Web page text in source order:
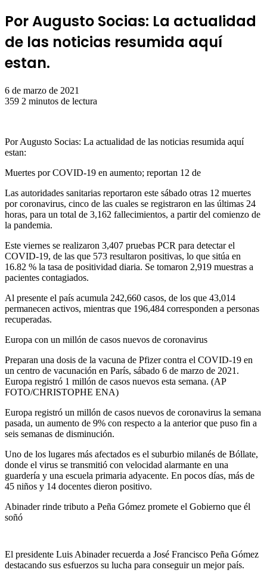
Por Augusto Socias: La actualidad
de las noticias resumida aquí
estan.
6 de marzo de 2021
359 2 minutos de lectura
Por Augusto Socias: La actualidad de las noticias resumida aquí
estan:
Muertes por COVID-19 en aumento; reportan 12 de
Las autoridades sanitarias reportaron este sábado otras 12 muertes
por coronavirus, cinco de las cuales se registraron en las últimas 24
horas, para un total de 3,162 fallecimientos, a partir del comienzo de
la pandemia.
Este viernes se realizaron 3,407 pruebas PCR para detectar el
COVID-19, de las que 573 resultaron positivas, lo que sitúa en
16.82 % la tasa de positividad diaria. Se tomaron 2,919 muestras a
pacientes contagiados.
Al presente el país acumula 242,660 casos, de los que 43,014
permanecen activos, mientras que 196,484 corresponden a personas
recuperadas.
Europa con un millón de casos nuevos de coronavirus
Preparan una dosis de la vacuna de Pfizer contra el COVID-19 en
un centro de vacunación en París, sábado 6 de marzo de 2021.
Europa registró 1 millón de casos nuevos esta semana. (AP
FOTO/CHRISTOPHE ENA)
Europa registró un millón de casos nuevos de coronavirus la semana
pasada, un aumento de 9% con respecto a la anterior que puso fin a
seis semanas de disminución.
Uno de los lugares más afectados es el suburbio milanés de Bóllate,
donde el virus se transmitió con velocidad alarmante en una
guardería y una escuela primaria adyacente. En pocos días, más de
45 niños y 14 docentes dieron positivo.
Abinader rinde tributo a Peña Gómez promete el Gobierno que él
soñó
El presidente Luis Abinader recuerda a José Francisco Peña Gómez
destacando sus esfuerzos su lucha para conseguir un mejor país.